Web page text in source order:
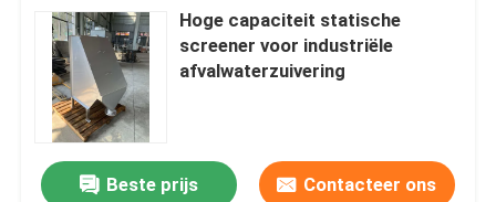
Hoge capaciteit statische
screener voor industriële
afvalwaterzuivering
Beste prijs Contacteer ons